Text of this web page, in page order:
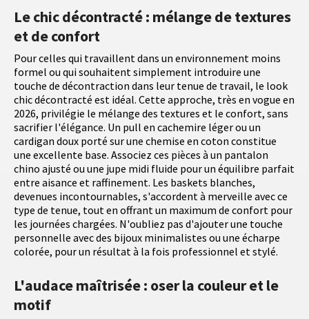
Le chic décontracté : mélange de textures
et de confort
Pour celles qui travaillent dans un environnement moins
formel ou qui souhaitent simplement introduire une
touche de décontraction dans leur tenue de travail, le look
chic décontracté est idéal. Cette approche, très en vogue en
2026, privilégie le mélange des textures et le confort, sans
sacrifier l'élégance. Un pull en cachemire léger ou un
cardigan doux porté sur une chemise en coton constitue
une excellente base. Associez ces pièces à un pantalon
chino ajusté ou une jupe midi fluide pour un équilibre parfait
entre aisance et raffinement. Les baskets blanches,
devenues incontournables, s'accordent à merveille avec ce
type de tenue, tout en offrant un maximum de confort pour
les journées chargées. N'oubliez pas d'ajouter une touche
personnelle avec des bijoux minimalistes ou une écharpe
colorée, pour un résultat à la fois professionnel et stylé.
L'audace maîtrisée : oser la couleur et le
motif